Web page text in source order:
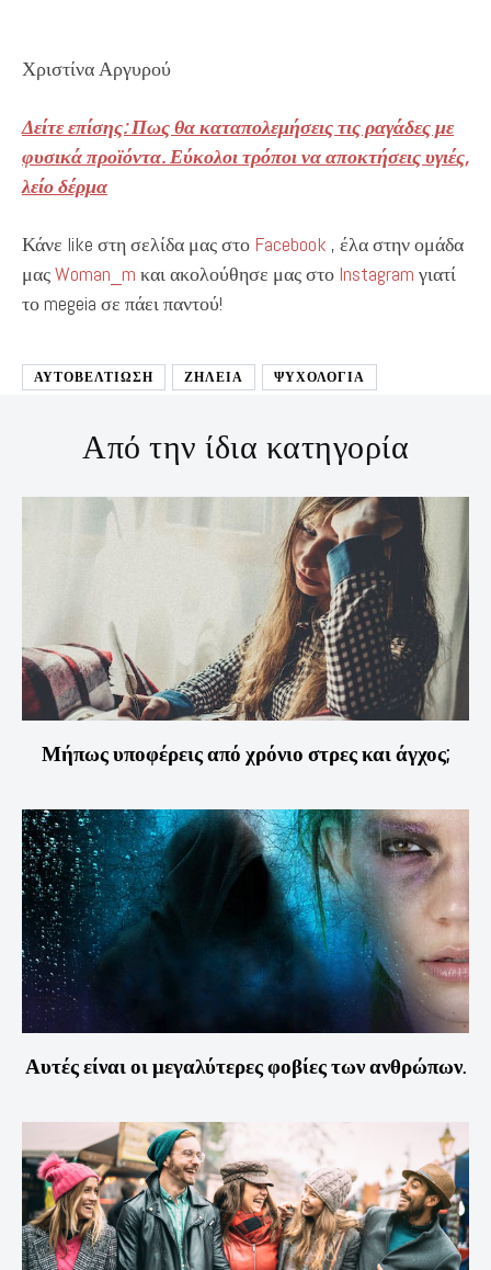
Χριστίνα Αργυρού
Δείτε επίσης: Πως θα καταπολεμήσεις τις ραγάδες με
φυσικά προϊόντα. Εύκολοι τρόποι να αποκτήσεις υγιές,
λείο δέρμα
Κάνε like στη σελίδα μας στο Facebook , έλα στην ομάδα
μαςWoman_m και ακολούθησε μας στο Instagram γιατί
το megeia σε πάει παντού!
ΑΥΤΟΒΕΛΤΊΩΣΗ ΖΗΛΕΙΑ ΨΥΧΟΛΟΓΙΑ
Από την ίδια κατηγορία
Μήπως υποφέρεις από χρόνιο στρες και άγχος;
Αυτές είναι οι μεγαλύτερες φοβίες των ανθρώπων.